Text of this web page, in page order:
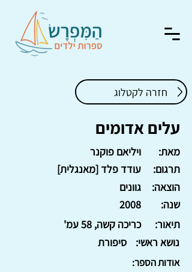
חזרה לקטלוג
עלים אדומים
ויליאם פוקנר
מאת:
עודד פלד [מאנגלית]
תרגום:
גוונים
הוצאה:
2008
שנה:
כריכה קשה, 58 עמ'
תיאור:
סיפורת
נושא ראשי:
אודות הספר: